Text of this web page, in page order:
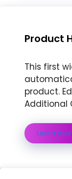
Product
This first
product.
Additional
Learn